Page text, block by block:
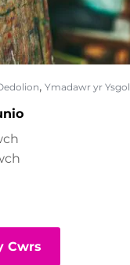
, Ymadawr yr Ysgol
Cwrs